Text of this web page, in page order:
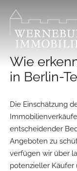
Inhalt
springen
Wie
in Berlin-
Die Einschätzung
entscheidender
Angeboten zu
verfügen wir über
potenzieller